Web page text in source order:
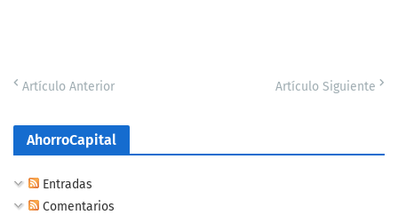
Artículo Anterior Artículo Siguiente
AhorroCapital
Entradas
Comentarios